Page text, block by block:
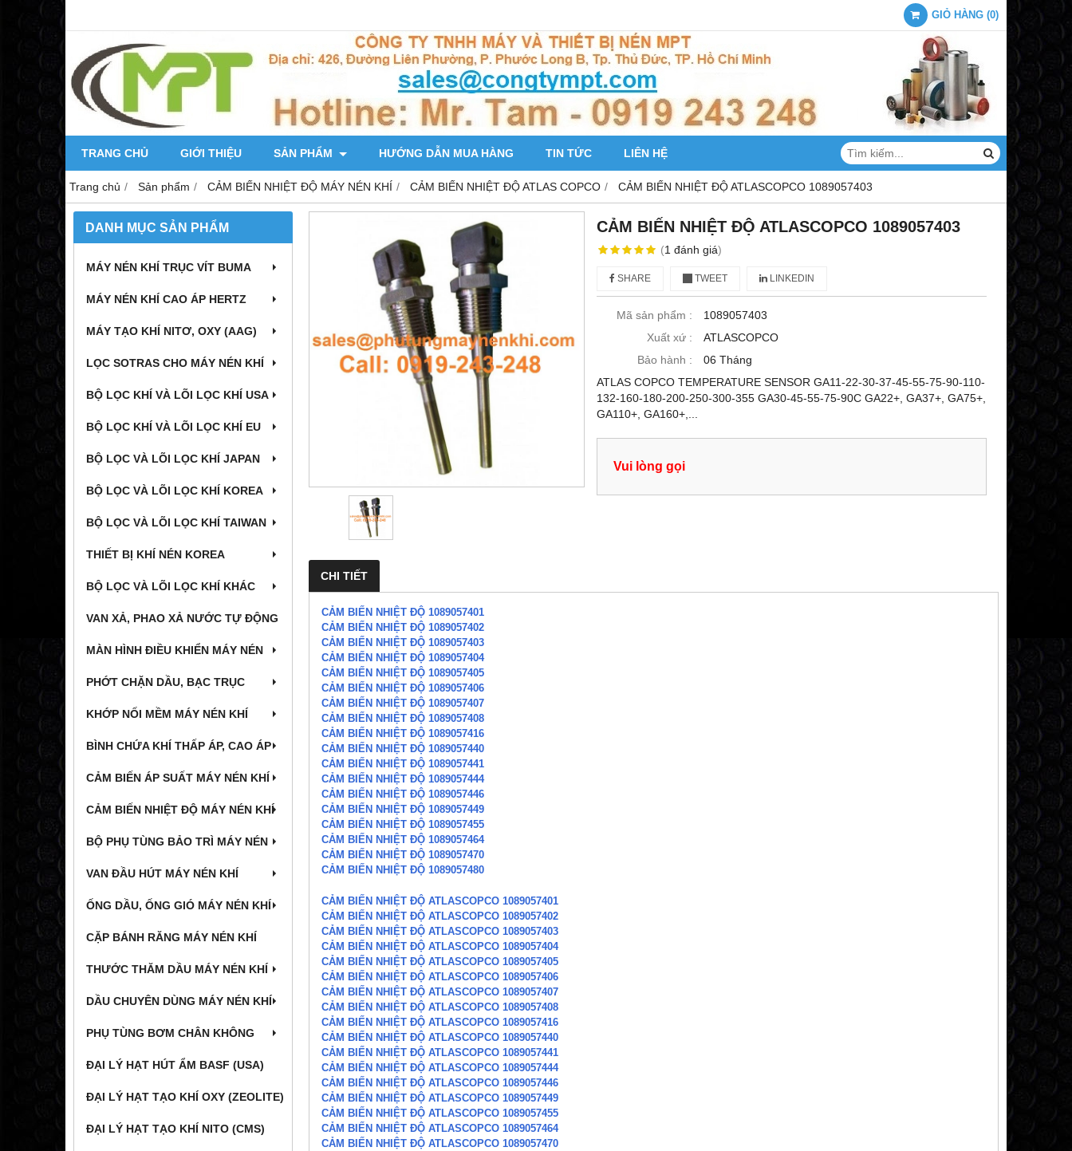
GIỎ HÀNG (0)
TRANG CHỦ GIỚI THIỆU SẢN PHẨM HƯỚNG DẪN MUA HÀNG TIN TỨC LIÊN HỆ
Trang chủ Sản phẩm CẢM BIẾN NHIỆT ĐỘ MÁY NÉN KHÍ CẢM BIẾN NHIỆT ĐỘ ATLAS COPCO CẢM BIẾN NHIỆT ĐỘ ATLASCOPCO 1089057403
DANH MỤC SẢN PHẨM
MÁY NÉN KHÍ TRỤC VÍT BUMA
MÁY NÉN KHÍ CAO ÁP HERTZ
MÁY TẠO KHÍ NITƠ, OXY (AAG)
LỌC SOTRAS CHO MÁY NÉN KHÍ
BỘ LỌC KHÍ VÀ LÕI LỌC KHÍ USA
BỘ LỌC KHÍ VÀ LÕI LỌC KHÍ EU
BỘ LỌC VÀ LÕI LỌC KHÍ JAPAN
BỘ LỌC VÀ LÕI LỌC KHÍ KOREA
BỘ LỌC VÀ LÕI LỌC KHÍ TAIWAN
THIẾT BỊ KHÍ NÉN KOREA
BỘ LỌC VÀ LÕI LỌC KHÍ KHÁC
VAN XẢ, PHAO XẢ NƯỚC TỰ ĐỘNG
MÀN HÌNH ĐIỀU KHIỂN MÁY NÉN
PHỚT CHẶN DẦU, BẠC TRỤC
KHỚP NỐI MỀM MÁY NÉN KHÍ
BÌNH CHỨA KHÍ THẤP ÁP, CAO ÁP
CẢM BIẾN ÁP SUẤT MÁY NÉN KHÍ
CẢM BIẾN NHIỆT ĐỘ MÁY NÉN KHÍ
BỘ PHỤ TÙNG BẢO TRÌ MÁY NÉN
VAN ĐẦU HÚT MÁY NÉN KHÍ
ỐNG DẦU, ỐNG GIÓ MÁY NÉN KHÍ
CẶP BÁNH RĂNG MÁY NÉN KHÍ
THƯỚC THĂM DẦU MÁY NÉN KHÍ
DẦU CHUYÊN DÙNG MÁY NÉN KHÍ
PHỤ TÙNG BƠM CHÂN KHÔNG
ĐẠI LÝ HẠT HÚT ẨM BASF (USA)
ĐẠI LÝ HẠT TẠO KHÍ OXY (ZEOLITE)
ĐẠI LÝ HẠT TẠO KHÍ NITO (CMS)
CẢM BIẾN NHIỆT ĐỘ ATLASCOPCO 1089057403
(1 đánh giá)
SHARE TWEET LINKEDIN
Mã sản phẩm :
1089057403
Xuất xứ :
ATLASCOPCO
Bảo hành :
06 Tháng
ATLAS COPCO TEMPERATURE SENSOR GA11-22-30-37-45-55-75-90-110-
132-160-180-200-250-300-355 GA30-45-55-75-90C GA22+, GA37+, GA75+,
GA110+, GA160+,...
Vui lòng gọi
CHI TIẾT
CẢM BIẾN NHIỆT ĐỘ 1089057401
CẢM BIẾN NHIỆT ĐỘ 1089057402
CẢM BIẾN NHIỆT ĐỘ 1089057403
CẢM BIẾN NHIỆT ĐỘ 1089057404
CẢM BIẾN NHIỆT ĐỘ 1089057405
CẢM BIẾN NHIỆT ĐỘ 1089057406
CẢM BIẾN NHIỆT ĐỘ 1089057407
CẢM BIẾN NHIỆT ĐỘ 1089057408
CẢM BIẾN NHIỆT ĐỘ 1089057416
CẢM BIẾN NHIỆT ĐỘ 1089057440
CẢM BIẾN NHIỆT ĐỘ 1089057441
CẢM BIẾN NHIỆT ĐỘ 1089057444
CẢM BIẾN NHIỆT ĐỘ 1089057446
CẢM BIẾN NHIỆT ĐỘ 1089057449
CẢM BIẾN NHIỆT ĐỘ 1089057455
CẢM BIẾN NHIỆT ĐỘ 1089057464
CẢM BIẾN NHIỆT ĐỘ 1089057470
CẢM BIẾN NHIỆT ĐỘ 1089057480
CẢM BIẾN NHIỆT ĐỘ ATLASCOPCO 1089057401
CẢM BIẾN NHIỆT ĐỘ ATLASCOPCO 1089057402
CẢM BIẾN NHIỆT ĐỘ ATLASCOPCO 1089057403
CẢM BIẾN NHIỆT ĐỘ ATLASCOPCO 1089057404
CẢM BIẾN NHIỆT ĐỘ ATLASCOPCO 1089057405
CẢM BIẾN NHIỆT ĐỘ ATLASCOPCO 1089057406
CẢM BIẾN NHIỆT ĐỘ ATLASCOPCO 1089057407
CẢM BIẾN NHIỆT ĐỘ ATLASCOPCO 1089057408
CẢM BIẾN NHIỆT ĐỘ ATLASCOPCO 1089057416
CẢM BIẾN NHIỆT ĐỘ ATLASCOPCO 1089057440
CẢM BIẾN NHIỆT ĐỘ ATLASCOPCO 1089057441
CẢM BIẾN NHIỆT ĐỘ ATLASCOPCO 1089057444
CẢM BIẾN NHIỆT ĐỘ ATLASCOPCO 1089057446
CẢM BIẾN NHIỆT ĐỘ ATLASCOPCO 1089057449
CẢM BIẾN NHIỆT ĐỘ ATLASCOPCO 1089057455
CẢM BIẾN NHIỆT ĐỘ ATLASCOPCO 1089057464
CẢM BIẾN NHIỆT ĐỘ ATLASCOPCO 1089057470